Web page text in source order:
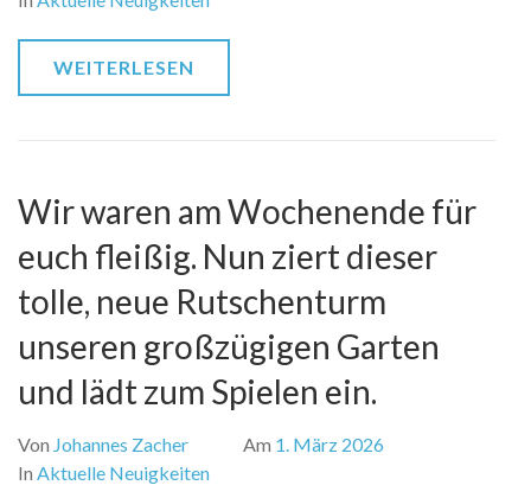
WEITERLESEN
Wir waren am Wochenende für
euch fleißig. Nun ziert dieser
tolle, neue Rutschenturm
unseren großzügigen Garten
und lädt zum Spielen ein.
Von Johannes Zacher Am 1. März 2026
In Aktuelle Neuigkeiten